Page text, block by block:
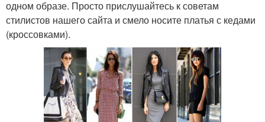
одном образе. Просто прислушайтесь к советам
стилистов нашего сайта и смело носите платья с кедами
(кроссовками).